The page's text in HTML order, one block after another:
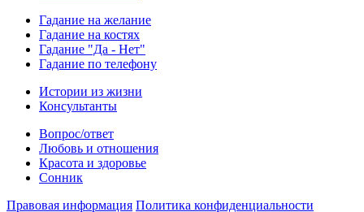
Гадание на желание
Гадание на костях
Гадание "Да - Нет"
Гадание по телефону
Истории из жизни
Консультанты
Вопрос/ответ
Любовь и отношения
Красота и здоровье
Сонник
Правовая информация Политика конфиденциальности